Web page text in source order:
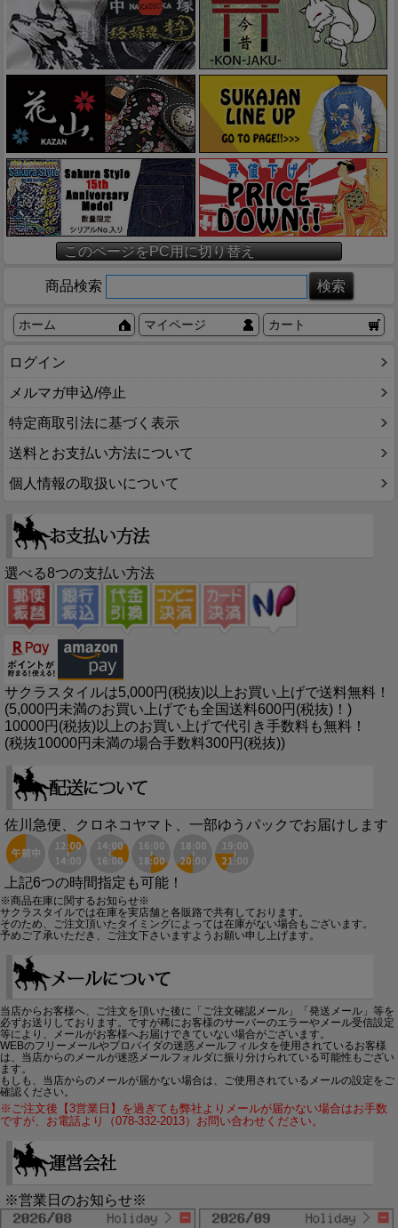
このページをPC用に切り替え
商品検索
ホーム マイページ カート
ログイン
メルマガ申込/停止
特定商取引法に基づく表示
送料とお支払い方法について
個人情報の取扱いについて
選べる8つの支払い方法
サクラスタイルは5,000円(税抜)以上お買い上げで送料無料！
(5,000円未満のお買い上げでも全国送料600円(税抜)！)
10000円(税抜)以上のお買い上げで代引き手数料も無料！
(税抜10000円未満の場合手数料300円(税抜))
佐川急便、クロネコヤマト、一部ゆうパックでお届けします
上記6つの時間指定も可能！
※商品在庫に関するお知らせ※
サクラスタイルでは在庫を実店舗と各販路で共有しております。
そのため、ご注文頂いたタイミングによっては在庫がない場合もございます。
予めご了承いただき、ご注文下さいますようお願い申し上げます。
当店からお客様へ、ご注文を頂いた後に「ご注文確認メール」「発送メール」等を
必ずお送りしております。ですが稀にお客様のサーバーのエラーやメール受信設定
等により、メールがお客様へお届けできていない場合がございます。
WEBのフリーメールやプロバイダの迷惑メールフィルタを使用されているお客様
は、当店からのメールが迷惑メールフォルダに振り分けられている可能性もござい
ます。
もしも、当店からのメールが届かない場合は、ご使用されているメールの設定をご
確認ください。
※ご注文後【3営業日】を過ぎても弊社よりメールが届かない場合はお手数
ですが、お電話より（078-332-2013）お問い合わせください。
※営業日のお知らせ※